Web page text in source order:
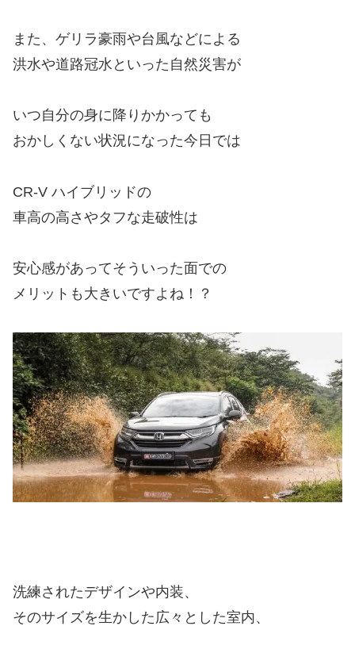
また、ゲリラ豪雨や台風などによる
洪水や道路冠水といった自然災害が
いつ自分の身に降りかかっても
おかしくない状況になった今日では
CR-V ハイブリッドの
車高の高さやタフな走破性は
安心感があってそういった面での
メリットも大きいですよね！？
洗練されたデザインや内装、
そのサイズを生かした広々とした室内、